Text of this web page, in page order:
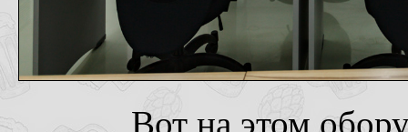
Вот на этом